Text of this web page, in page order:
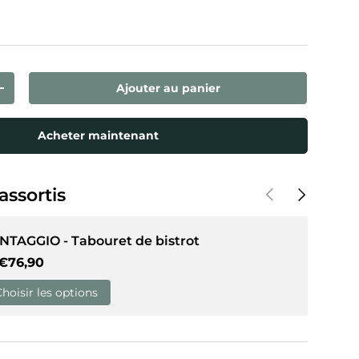
galerie
la vue de galerie
la quantitéAjouter au panier
Acheter maintenant
PrécédentSuivant
- Tabouret de bistrot
habituel
les options